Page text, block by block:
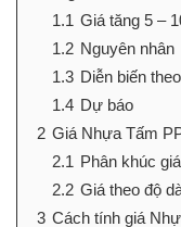
1.1 Giá tăng 5 –
1.2 Nguyên nhân
1.3 Diễn biến
1.4 Dự báo
2 Giá Nhựa Tấm
2.1 Phân khúc giá
2.2 Giá theo độ
3 Cách tính giá